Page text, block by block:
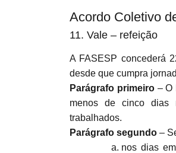
Acordo Coletivo
11. Vale – refeição
A FASESP concederá
desde que cumpra
Parágrafo primeiro – O
menos de cinco dias
trabalhados.
Parágrafo segundo –
nos dias